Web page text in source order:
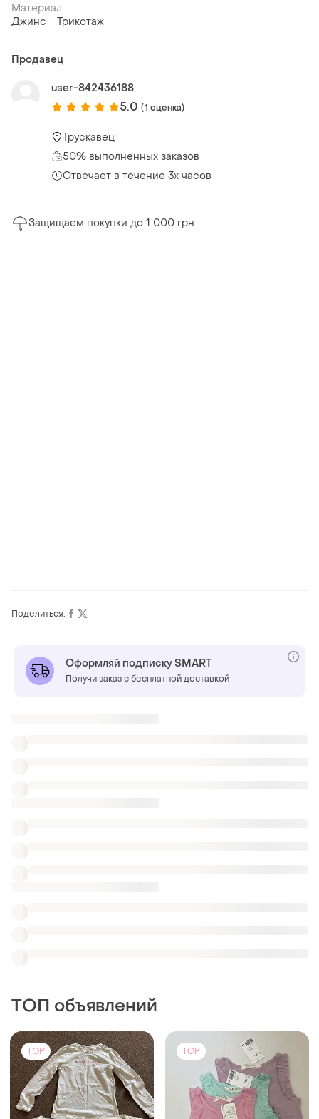
Материал
Джинс
Трикотаж
Продавец
user-842436188
5.0 (1 оценка)
Трускавец
50% выполненных заказов
Отвечает в течение 3х часов
Защищаем покупки до 1 000 грн
Поделиться:
Оформляй подписку SMART
Получи заказ с бесплатной доставкой
Футболки для дівчинки 8-9
років
140
H&M
Маєчки дитячі h&m
и еще 1